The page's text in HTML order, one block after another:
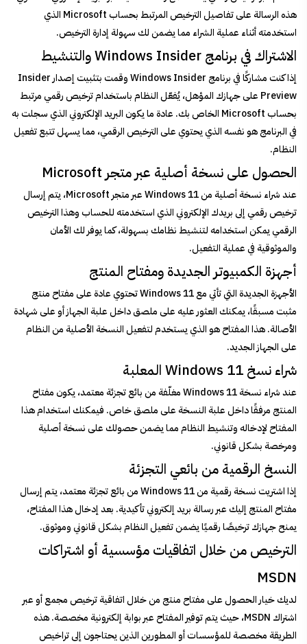
هذه الرسالة على تفاصيل الترخيص المرتبط بحساب Microsoft الذي
استخدمته أثناء عملية الشراء مما يضمن لك سهولة إدارة الترخيص.
الاشتراك في برنامج Windows Insider والتنشيط
إذا كنت مشاركًا في برنامج Windows Insider وقمت بتثبيت إصدار Insider
Preview على جهازك المؤهل، يُفعّل النظام باستخدام ترخيص رقمي مرتبط
بحساب Microsoft الخاص بك. عادة ما يكون البريد الإلكتروني الذي سجلت به
في البرنامج هو نفسه الذي يحتوي على الترخيص الرقمي، مما يسهل تتبع تفعيل
النظام.
الحصول على نسخة أصلية عبر متجر Microsoft
عند شراء نسخة أصلية من Windows 11 عبر متجر Microsoft، يتم إرسال
ترخيص رقمي إلى بريدك الإلكتروني الذي استخدمته للحساب وهذا الترخيص
الرقمي يمكن استخدامه لتنشيط نظامك بسهولة، كما يوفر لك الأمان
والموثوقية في عملية التفعيل.
أجهزة الكمبيوتر الجديدة ومفتاح المنتج
الأجهزة الجديدة التي تأتي مع Windows 11 تحتوي عادة على مفتاح منتج
مثبت مسبقًا، يمكنك العثور عليه على ملصق داخل علبة الجهاز أو على شهادة
الأصالة. هذا المفتاح هو الذي يستخدم لتفعيل النسخة الأصلية من النظام
على الجهاز الجديد.
شراء نسخ Windows 11 المعلبة
عند شراء نسخة Windows 11 مغلّفة من بائع تجزئة معتمد، يكون مفتاح
المنتج مرفقًا داخل علبة النسخة على ملصق خاص. فيمكنك استخدام هذا
المفتاح لإدخاله وتنشيط النظام مما يضمن حصولك على نسخة أصلية
ومرخصة بشكل قانوني.
النسخ الرقمية من بائعي التجزئة
إذا اشتريت نسخة رقمية من Windows 11 من بائع تجزئة معتمد، يتم إرسال
مفتاح المنتج إليك عبر رسالة بريد إلكتروني تأكيدية. بعد إدخال هذا المفتاح،
يمنح جهازك ترخيصًا رقميًا يضمن تفعيل النظام بشكل قانوني وموثوق.
الترخيص من خلال اتفاقيات مؤسسية أو اشتراكات
MSDN
لديك خيار الحصول على مفتاح منتج من خلال اتفاقية ترخيص مجمع أو عبر
اشتراك MSDN، حيث يتم توفير المفتاح عبر بوابة إلكترونية مخصصة. هذه
الطريقة مخصصة للمؤسسات أو المطورين الذين يحتاجون إلى تراخيص